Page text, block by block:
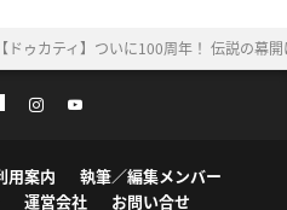
【ドゥカティ】ついに100周年！ 伝説の幕
用案内
執筆／編集メンバー
運営会社 お問い合せ